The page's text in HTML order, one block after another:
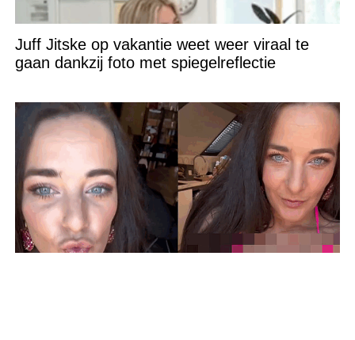
Juff Jitske op vakantie weet weer viraal te
gaan dankzij foto met spiegelreflectie